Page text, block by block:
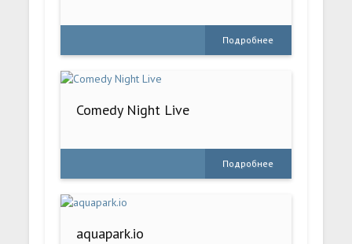
Подробнее
Comedy Night Live
Подробнее
aquapark.io